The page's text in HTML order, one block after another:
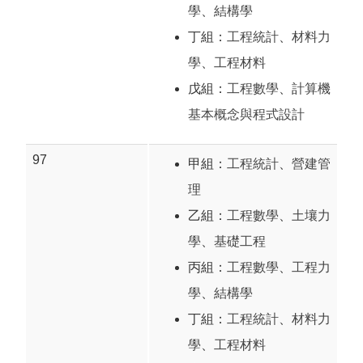
學
結構學
丁組： 工程統計
材料力
學
工程材料
戊組： 工程數學
計算機
基本概念與程式設計
97 甲組： 工程統計
營建管
理
乙組： 工程數學
土壤力
學
基礎工程
丙組： 工程數學
工程力
學
結構學
丁組： 工程統計
材料力
學
工程材料